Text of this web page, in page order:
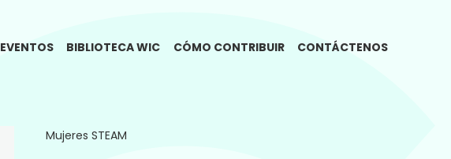
EVENTOS BIBLIOTECA WIC CÓMO CONTRIBUIR CONTÁCTENOS
Mujeres STEAM